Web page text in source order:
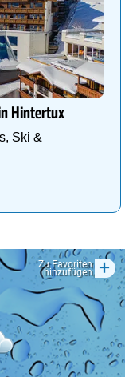
Hintertux
Ski &
Zu Favoriten
hinzufügen +